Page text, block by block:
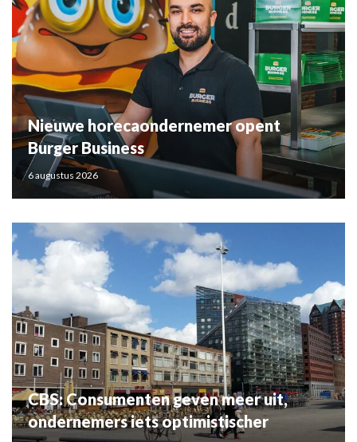
Nieuwe horecaondernemer opent
Burger Business
6 augustus 2026
CBS: Consumenten geven meer uit,
ondernemers iets optimistischer